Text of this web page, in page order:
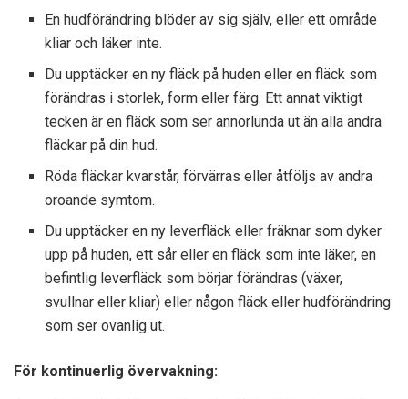
En hudförändring blöder av sig själv, eller ett område
kliar och läker inte.
Du upptäcker en ny fläck på huden eller en fläck som
förändras i storlek, form eller färg. Ett annat viktigt
tecken är en fläck som ser annorlunda ut än alla andra
fläckar på din hud.
Röda fläckar kvarstår, förvärras eller åtföljs av andra
oroande symtom.
Du upptäcker en ny leverfläck eller fräknar som dyker
upp på huden, ett sår eller en fläck som inte läker, en
befintlig leverfläck som börjar förändras (växer,
svullnar eller kliar) eller någon fläck eller hudförändring
som ser ovanlig ut.
För kontinuerlig övervakning: